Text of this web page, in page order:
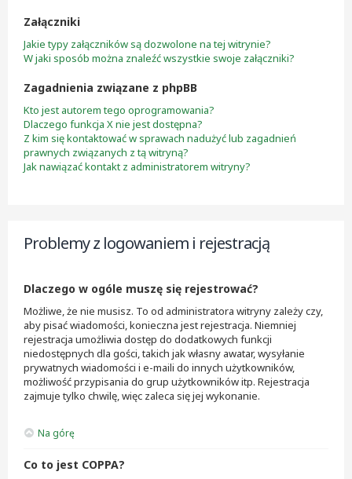
Załączniki
Jakie typy załączników są dozwolone na tej witrynie?
W jaki sposób można znaleźć wszystkie swoje załączniki?
Zagadnienia związane z phpBB
Kto jest autorem tego oprogramowania?
Dlaczego funkcja X nie jest dostępna?
Z kim się kontaktować w sprawach nadużyć lub zagadnień
prawnych związanych z tą witryną?
Jak nawiązać kontakt z administratorem witryny?
Problemy z logowaniem i rejestracją
Dlaczego w ogóle muszę się rejestrować?
Możliwe, że nie musisz. To od administratora witryny zależy czy,
aby pisać wiadomości, konieczna jest rejestracja. Niemniej
rejestracja umożliwia dostęp do dodatkowych funkcji
niedostępnych dla gości, takich jak własny awatar, wysyłanie
prywatnych wiadomości i e-maili do innych użytkowników,
możliwość przypisania do grup użytkowników itp. Rejestracja
zajmuje tylko chwilę, więc zaleca się jej wykonanie.
Na górę
Co to jest COPPA?